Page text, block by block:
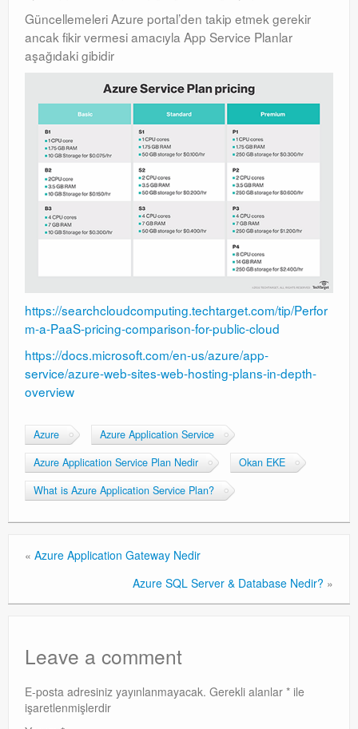
SCOM
Orchestrator
Watchguard
Watchguard
PHP & MySQL
PHP & MySQL
Exchange
Exchange
Güncellemeleri Azure portal’den takip etmek gerekir
ancak fikir vermesi amacıyla App Service Planlar
aşağıdaki gibidir
https://searchcloudcomputing.techtarget.com/tip/Perfor
m-a-PaaS-pricing-comparison-for-public-cloud
https://docs.microsoft.com/en-us/azure/app-
service/azure-web-sites-web-hosting-plans-in-depth-
overview
Azure
Azure Application Service
Azure Application Service Plan Nedir
Okan EKE
What is Azure Application Service Plan?
« Azure Application Gateway Nedir
Azure SQL Server & Database Nedir? »
Leave a comment
E-posta adresiniz yayınlanmayacak. Gerekli alanlar * ile
işaretlenmişlerdir